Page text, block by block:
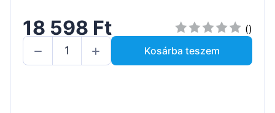
18 598 Ft
()
Kosárba teszem